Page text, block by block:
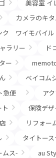
美容室 イ
カメラのキ
ク ワイモバイル
ラリー
ド
ー
ベイコム
急便
ア
保険デザ
リフォー
タイトー
ムス-
au